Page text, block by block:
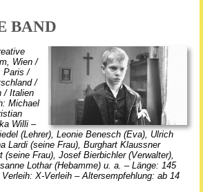
BAND
Wien /
Paris /
/
/ Italien
Michael
Willi –
(Lehrer), Leonie Benesch (Eva), Ulrich
Lardi (seine Frau), Burghart Klaussner
(seine Frau), Josef Bierbichler (Verwalter),
Lothar (Hebamme) u. a. – Länge: 145
X-Verleih – Altersempfehlung: ab 14